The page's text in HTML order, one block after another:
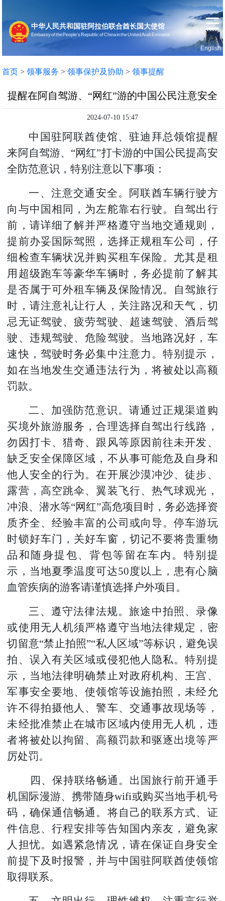
中华人民共和国驻阿拉伯联合酋长国大使馆
Embassy of the People’s Republic of China in the United Arab Emirates
English
首页 >领事服务 >领事保护及协助 >领事提醒
提醒在阿自驾游、“网红”游的中国公民注意安全
2024-07-10 15:47
中国驻阿联酋使馆、驻迪拜总领馆提醒
来阿自驾游、“网红”打卡游的中国公民提高安
全防范意识，特别注意以下事项：
一、注意交通安全。阿联酋车辆行驶方
向与中国相同，为左舵靠右行驶。自驾出行
前，请详细了解并严格遵守当地交通规则，
提前办妥国际驾照，选择正规租车公司，仔
细检查车辆状况并购买租车保险。尤其是租
用超级跑车等豪华车辆时，务必提前了解其
是否属于可外租车辆及保险情况。自驾旅行
时，请注意礼让行人，关注路况和天气，切
忌无证驾驶、疲劳驾驶、超速驾驶、酒后驾
驶、违规驾驶、危险驾驶。当地路况好，车
速快，驾驶时务必集中注意力。特别提示，
如在当地发生交通违法行为，将被处以高额
罚款。
二、加强防范意识。请通过正规渠道购
买境外旅游服务，合理选择自驾出行线路，
勿因打卡、猎奇、跟风等原因前往未开发、
缺乏安全保障区域，不从事可能危及自身和
他人安全的行为。在开展沙漠冲沙、徒步、
露营，高空跳伞、翼装飞行、热气球观光，
冲浪、潜水等“网红”高危项目时，务必选择资
质齐全、经验丰富的公司或向导。停车游玩
时锁好车门，关好车窗，切记不要将贵重物
品和随身提包、背包等留在车内。特别提
示，当地夏季温度可达50度以上，患有心脑
血管疾病的游客请谨慎选择户外项目。
三、遵守法律法规。旅途中拍照、录像
或使用无人机须严格遵守当地法律规定，密
切留意“禁止拍照”“私人区域”等标识，避免误
拍、误入有关区域或侵犯他人隐私。特别提
示，当地法律明确禁止对政府机构、王宫、
军事安全要地、使领馆等设施拍照，未经允
许不得拍摄他人、警车、交通事故现场等，
未经批准禁止在城市区域内使用无人机，违
者将被处以拘留、高额罚款和驱逐出境等严
厉处罚。
四、保持联络畅通。出国旅行前开通手
机国际漫游、携带随身wifi或购买当地手机号
码，确保通信畅通。将自己的联系方式、证
件信息、行程安排等告知国内亲友，避免家
人担忧。如遇紧急情况，请在保证自身安全
前提下及时报警，并与中国驻阿联酋使领馆
取得联系。